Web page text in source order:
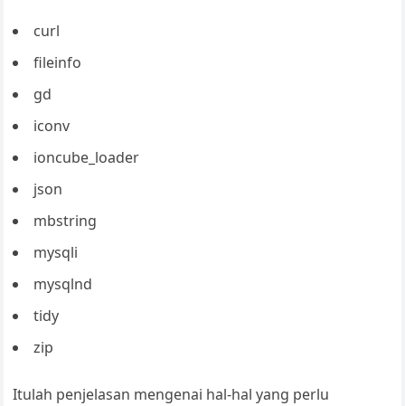
curl
fileinfo
gd
iconv
ioncube_loader
json
mbstring
mysqli
mysqlnd
tidy
zip
Itulah penjelasan mengenai hal-hal yang perlu